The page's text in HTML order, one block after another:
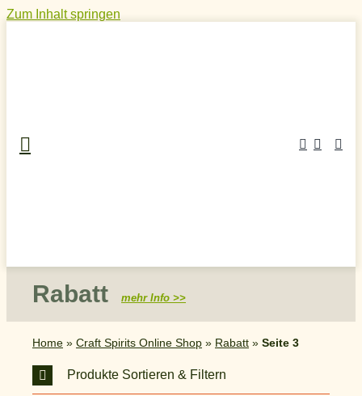
Zum Inhalt springen
Rabatt mehr Info >>
Home» Craft Spirits Online Shop» Rabatt» Seite 3
Produkte Sortieren & Filtern